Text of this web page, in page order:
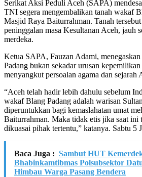
Serikat Aksi Peduli Aceh (SAPA)
TNI segera mengembalikan tanah wakaf
Masjid Raya Baiturrahman. Tanah
peninggalan masa Kesultanan Aceh, jauh
merdeka.
Ketua SAPA, Fauzan Adami,
Padang bukan sekadar urusan
menyangkut persoalan agama dan sejarah
“Aceh telah hadir lebih dahulu sebelum
wakaf Blang Padang adalah warisan
diperuntukkan bagi kemaslahatan umat
Baiturrahman. Maka tidak etis jika saat ini
dikuasai pihak tertentu,” katanya. Sabtu 5
Baca Juga : Sambut HUT
Bhabinkamtibmas Polsubsektor
Himbau Warga Pasang Bendera